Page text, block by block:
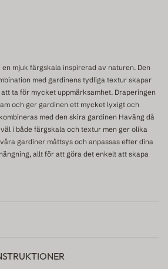
mjuk färgskala inspirerad av naturen. Den
med gardinens tydliga textur skapar
ta för mycket uppmärksamhet. Draperingen
och ger gardinen ett mycket lyxigt och
med den skira gardinen Haväng då
i både färgskala och textur men ger olika
gardiner måttsys och anpassas efter dina
allt för att göra det enkelt att skapa